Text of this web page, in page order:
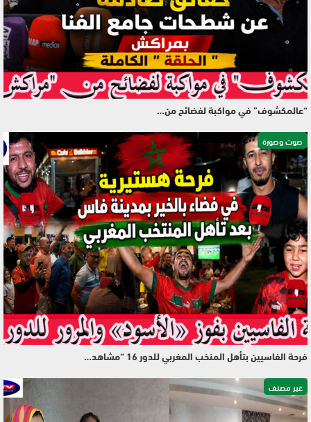
“عالمكشوف” في مواكبة لفضائح من…
صوت وصورة
فرحة الفاسيين بتأهل المنخب المغربي للدور 16 “مشاهد…
غير مصنف